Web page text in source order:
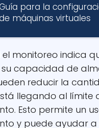
para la
máquinas virtuales
el monitoreo indica
su capacidad de
reducir la
llegando al límite
Esto permite un
y puede ayudar